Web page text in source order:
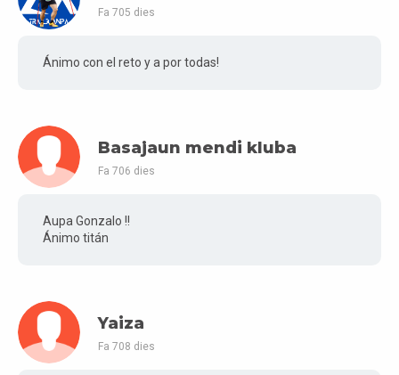
Fa 705 dies
Ánimo con el reto y a por todas!
Basajaun mendi kluba
Fa 706 dies
Aupa Gonzalo !!
Ánimo titán
Yaiza
Fa 708 dies